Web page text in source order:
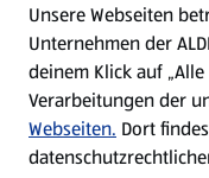
Nachhaltigkeit
Karriere
Unsere Webseiten
Unternehmen der
deinem Klick auf
Verarbeitungen der
Webseiten. Dort